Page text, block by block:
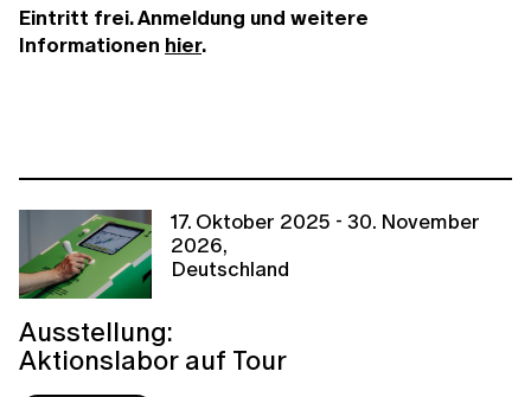
Eintritt frei. Anmeldung und weitere
Informationen hier.
17. Oktober 2025 - 30. November
2026,
Deutschland
Ausstellung:
Aktionslabor auf Tour